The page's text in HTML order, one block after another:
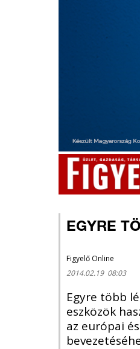
EGYRE
Figyelő Online
2014.02.19 08:03
Egyre több
eszközök
az európai